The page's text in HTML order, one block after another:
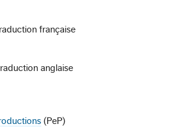
française
anglaise
(PeP)